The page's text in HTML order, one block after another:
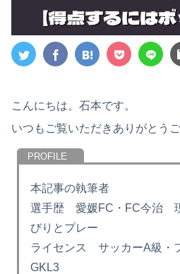
こんにちは。石本です。
いつもご覧いただきありがとうご
本記事の執筆者
選手歴 愛媛FC・FC今治
びりとプレー
ライセンス サッカーA級・
GKL3